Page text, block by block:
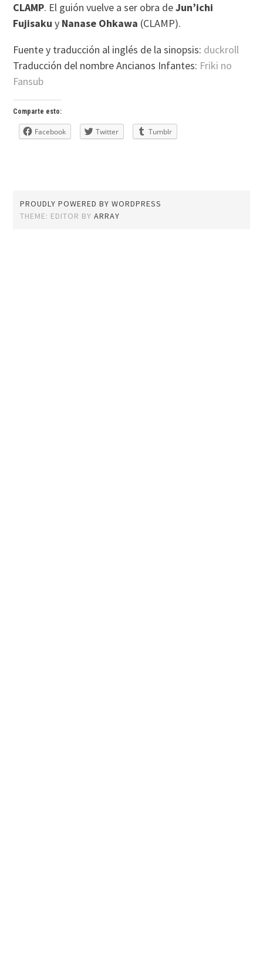
CLAMP. El guión vuelve a ser obra deJun’ichi
Fujisaku y Nanase Ohkawa (CLAMP).
Fuente y traducción al inglés de la sinopsis: duckroll
Traducción del nombre Ancianos Infantes: Friki no
Fansub
Comparte esto:
Facebook Twitter Tumblr
PROUDLY POWERED BY WORDPRESS
THEME: EDITOR BYARRAY